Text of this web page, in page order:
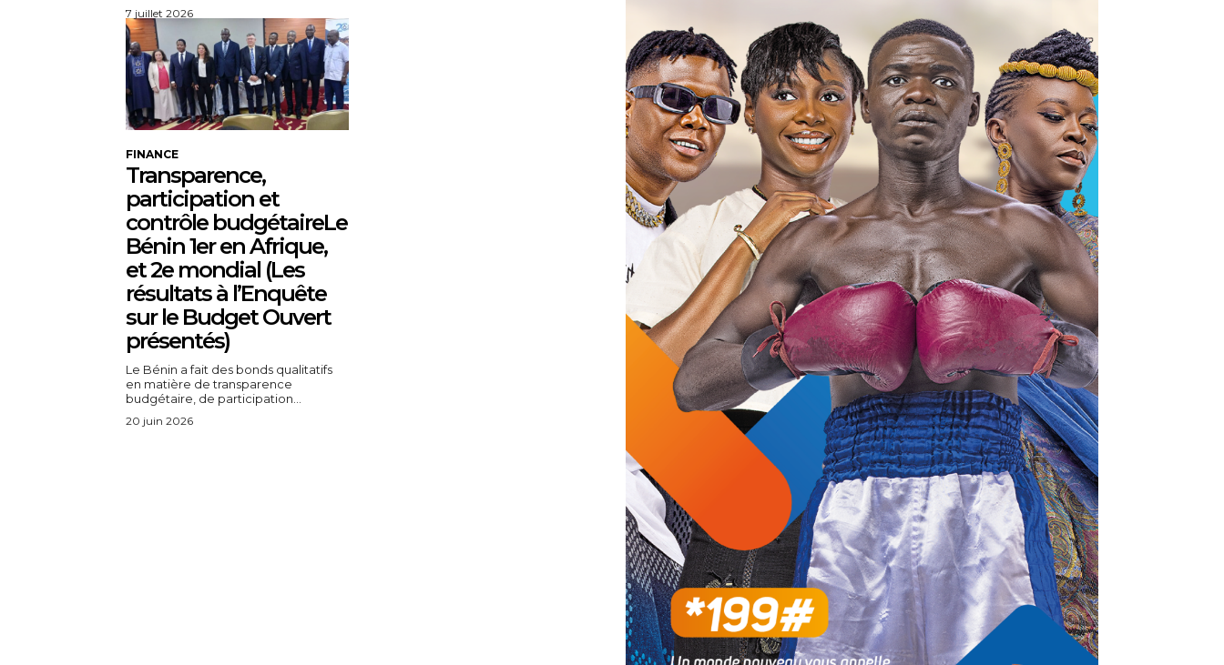
7 juillet 2026
FINANCE
Transparence,
participation et
contrôle budgétaireLe
Bénin 1er en Afrique,
et 2e mondial (Les
résultats à l’Enquête
sur le Budget Ouvert
présentés)
Le Bénin a fait des bonds qualitatifs
en matière de transparence
budgétaire, de participation...
20 juin 2026